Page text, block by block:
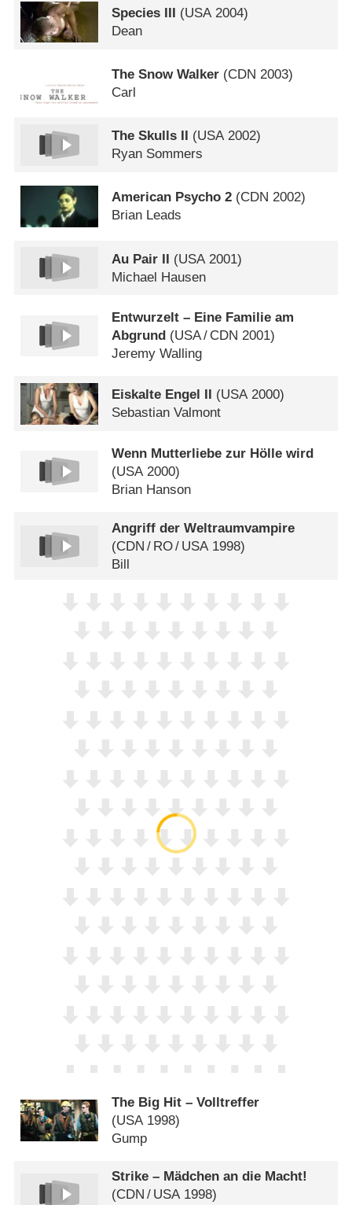
Species III (USA2004)
Dean
The Snow Walker (CDN 2003)
Carl
The Skulls II (USA2002)
Ryan Sommers
American Psycho 2 (CDN 2002)
Brian Leads
Au Pair II (USA 2001)
Michael Hausen
Entwurzelt – Eine Familie am
Abgrund (USA/ CDN 2001)
Jeremy Walling
Eiskalte Engel II (USA2000)
Sebastian Valmont
Wenn Mutterliebe zur Hölle wird
(USA2000)
Brian Hanson
Angriff der Weltraumvampire
(CDN / RO/ USA 1998)
Bill
The Big Hit – Volltreffer
(USA 1998)
Gump
Strike – Mädchen an die Macht!
(CDN / USA1998)